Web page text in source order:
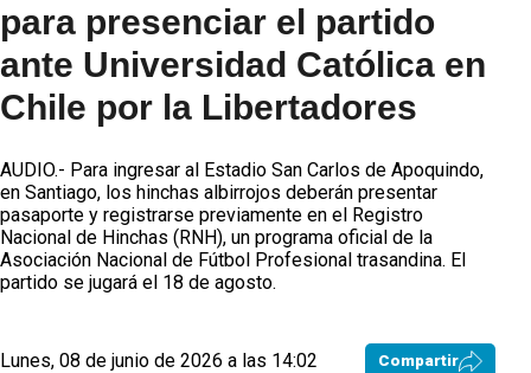
para presenciar el partido
ante Universidad Católica en
Chile por la Libertadores
AUDIO.- Para ingresar al Estadio San Carlos de Apoquindo,
en Santiago, los hinchas albirrojos deberán presentar
pasaporte y registrarse previamente en el Registro
Nacional de Hinchas (RNH), un programa oficial de la
Asociación Nacional de Fútbol Profesional trasandina. El
partido se jugará el 18 de agosto.
Lunes, 08 de junio de 2026 a las 14:02 Compartir